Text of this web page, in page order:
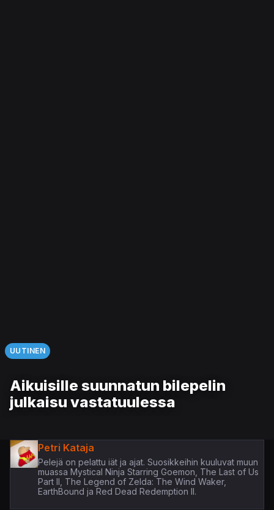
UUTINEN
Aikuisille suunnatun bilepelin
julkaisu vastatuulessa
Petri Kataja
Pelejä on pelattu iät ja ajat. Suosikkeihin kuuluvat muun
muassa Mystical Ninja Starring Goemon, The Last of Us
Part II, The Legend of Zelda: The Wind Waker,
EarthBound ja Red Dead Redemption II.